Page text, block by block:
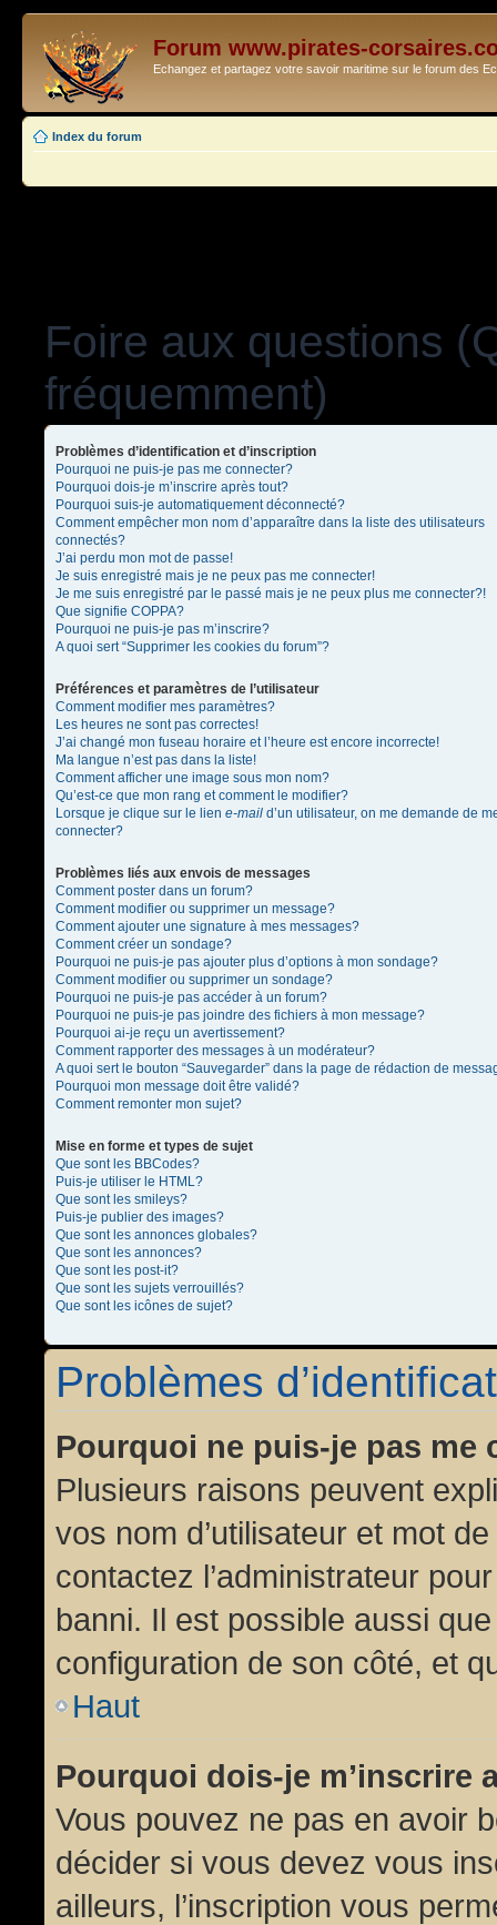
Forum www.pirates-
Echangez et partagez votre savoir maritime sur le forum des
Index du forum
Foire aux questions
fréquemment)
Problèmes d’identification et d’inscription
Pourquoi ne puis-je pas me connecter?
Pourquoi dois-je m’inscrire après tout?
Pourquoi suis-je automatiquement déconnecté?
Comment empêcher mon nom d’apparaître dans la liste des utilisateurs
connectés?
J’ai perdu mon mot de passe!
Je suis enregistré mais je ne peux pas me connecter!
Je me suis enregistré par le passé mais je ne peux plus me connecter?!
Que signifie COPPA?
Pourquoi ne puis-je pas m’inscrire?
A quoi sert “Supprimer les cookies du forum”?
Préférences et paramètres de l’utilisateur
Comment modifier mes paramètres?
Les heures ne sont pas correctes!
J’ai changé mon fuseau horaire et l’heure est encore incorrecte!
Ma langue n’est pas dans la liste!
Comment afficher une image sous mon nom?
Qu’est-ce que mon rang et comment le modifier?
Lorsque je clique sur le lien e-mail d’un utilisateur, on me demande de
connecter?
Problèmes liés aux envois de messages
Comment poster dans un forum?
Comment modifier ou supprimer un message?
Comment ajouter une signature à mes messages?
Comment créer un sondage?
Pourquoi ne puis-je pas ajouter plus d’options à mon sondage?
Comment modifier ou supprimer un sondage?
Pourquoi ne puis-je pas accéder à un forum?
Pourquoi ne puis-je pas joindre des fichiers à mon message?
Pourquoi ai-je reçu un avertissement?
Comment rapporter des messages à un modérateur?
A quoi sert le bouton “Sauvegarder” dans la page de rédaction de
Pourquoi mon message doit être validé?
Comment remonter mon sujet?
Mise en forme et types de sujet
Que sont les BBCodes?
Puis-je utiliser le HTML?
Que sont les smileys?
Puis-je publier des images?
Que sont les annonces globales?
Que sont les annonces?
Que sont les post-it?
Que sont les sujets verrouillés?
Que sont les icônes de sujet?
Problèmes
Pourquoi ne puis-je pas me
Plusieurs raisons peuvent
vos nom d’utilisateur et mot
contactez l’administrateur
banni. Il est possible aussi
configuration de son côté, et
Haut
Pourquoi dois-je m’inscrire
Vous pouvez ne pas en avoir
décider si vous devez vous
ailleurs, l’inscription vous